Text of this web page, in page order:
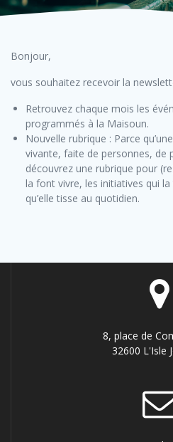
Bonjour,
vous souhaitez recevoir la
Retrouvez chaque mois les
programmés à la Maisoun.
Nouvelle rubrique : Parce
vivante, faite de personnes, de
découvrez une rubrique pour
la font vivre, les initiatives qui
qu’elle tisse au quotidien.
8, place de
32600 L'Isle